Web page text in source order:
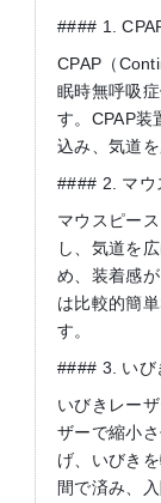
#### 1.
CPAP（
眠時無呼吸
す。CPAP装
込み、気道
#### 2. マウ
マウスピー
し、気道を
め、装着感
は比較的簡
す。
#### 3. いび
いびきレー
ザーで縮小
げ、いびき
間で済み、